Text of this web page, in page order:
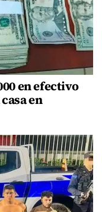
en efectivo
en